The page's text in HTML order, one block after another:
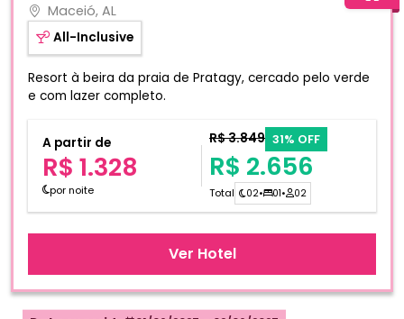
Maceió, AL
All-Inclusive
Resort à beira da praia de Pratagy, cercado pelo verde
e com lazer completo.
A partir de
R$ 1.328
por noite
R$ 3.849 31% OFF
R$ 2.656
Total 02• 01• 02
Ver Hotel